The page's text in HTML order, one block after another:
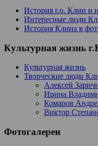
История г.о. Клин и
Интересные люди
История Клина в
Культурная жизнь
Культурная жизнь
Творческие люди
Алексей
Ирина
Комаров
Виктор
Фотогалереи